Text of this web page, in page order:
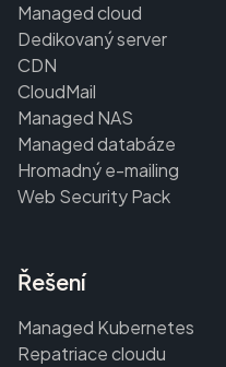
Managed cloud
Dedikovaný server
CDN
CloudMail
Managed NAS
Managed databáze
Hromadný e-mailing
Web Security Pack
Řešení
Managed Kubernetes
Repatriace cloudu